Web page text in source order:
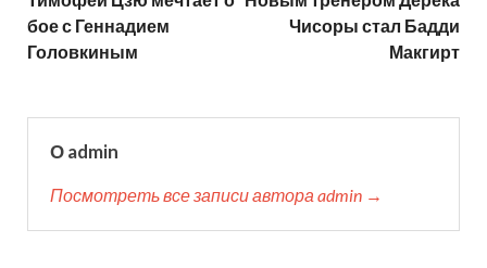
бое с Геннадием
Головкиным
Чисоры стал Бадди
Макгирт
О admin
Посмотреть все записи автора admin →